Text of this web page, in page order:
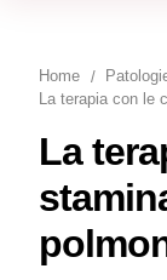
Home
La terapia con le
La